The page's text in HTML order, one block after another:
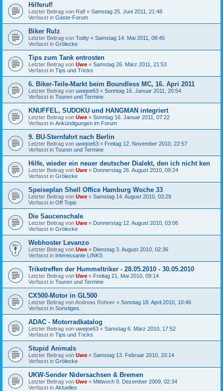
Hilferuf!
Letzter Beitrag von Ralf « Samstag 25. Juni 2011, 21:48
Verfasst in Gäste-Forum
Biker Rulz
Letzter Beitrag von Todty « Samstag 14. Mai 2011, 08:45
Verfasst in Grölecke
Tips zum Tank entrosten
Letzter Beitrag von Uwe « Samstag 26. März 2011, 21:53
Verfasst in Tips und Tricks
6. Biker-Teile-Markt beim Boundless MC, 16. Apri 2011
Letzter Beitrag von uwejoe63 « Sonntag 16. Januar 2011, 20:54
Verfasst in Touren und Termine
KNUFFEL, SUDOKU und HANGMAN integriert
Letzter Beitrag von Uwe « Sonntag 16. Januar 2011, 07:22
Verfasst in Ankündigungen im Forum
9. BU-Sternfahrt nach Berlin
Letzter Beitrag von uwejoe63 « Freitag 12. November 2010, 22:57
Verfasst in Touren und Termine
Hilfe, wieder ein neuer deutscher Dialekt, den ich nicht ken
Letzter Beitrag von Uwe « Donnerstag 26. August 2010, 09:24
Verfasst in Grölecke
Speiseplan Shell Office Hamburg Woche 33
Letzter Beitrag von Uwe « Samstag 14. August 2010, 03:29
Verfasst in Off Topic
Die Saucenschale
Letzter Beitrag von Uwe « Donnerstag 12. August 2010, 03:06
Verfasst in Grölecke
Webhoster Levanzo
Letzter Beitrag von Uwe « Dienstag 3. August 2010, 02:36
Verfasst in Interessante LINKS
Triketreffen der Hummeltriker - 28.05.2010 - 30.05.2010
Letzter Beitrag von Uwe « Freitag 21. Mai 2010, 09:14
Verfasst in Touren und Termine
CX500-Motor in GL500
Letzter Beitrag vonAndreas Rohner « Sonntag 18. April 2010, 10:46
Verfasst in Sonstiges:
ADAC - Motorradkatalog
Letzter Beitrag von uwejoe63 « Samstag 6. März 2010, 17:52
Verfasst in Tips und Tricks
Stupid Animals
Letzter Beitrag von Uwe « Samstag 13. Februar 2010, 20:14
Verfasst in Grölecke
UKW-Sender Nidersachsen & Bremen
Letzter Beitrag von Uwe « Mittwoch 9. Dezember 2009, 02:34
Verfasst in Aktuelles